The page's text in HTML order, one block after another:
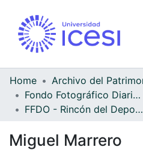
Home
Fondo Fotográfico Diario Occidente
FFDO - Rincón del Deportivo Cali - Patrimonial
Miguel Marrero